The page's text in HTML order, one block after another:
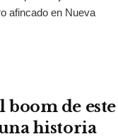
afincado en Nueva
boom de este
historia